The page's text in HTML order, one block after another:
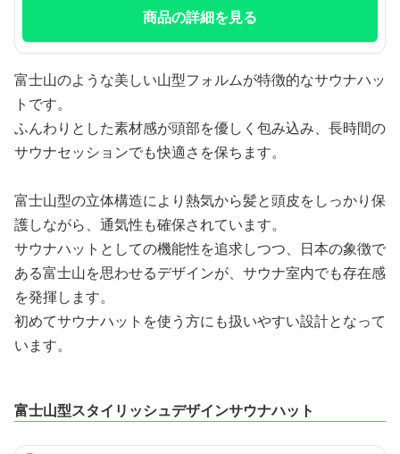
商品の詳細を見る
富士山のような美しい山型フォルムが特徴的なサウナハッ
トです。
ふんわりとした素材感が頭部を優しく包み込み、長時間の
サウナセッションでも快適さを保ちます。
富士山型の立体構造により熱気から髪と頭皮をしっかり保
護しながら、通気性も確保されています。
サウナハットとしての機能性を追求しつつ、日本の象徴で
ある富士山を思わせるデザインが、サウナ室内でも存在感
を発揮します。
初めてサウナハットを使う方にも扱いやすい設計となって
います。
富士山型スタイリッシュデザインサウナハット